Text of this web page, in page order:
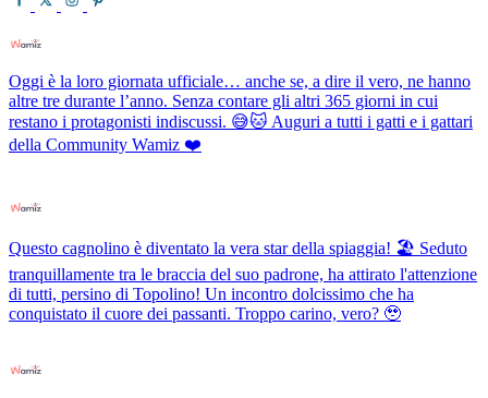
Oggi è la loro giornata ufficiale… anche se, a dire il vero, ne hanno
altre tre durante l’anno. Senza contare gli altri 365 giorni in cui
restano i protagonisti indiscussi. 😅🐱 Auguri a tutti i gatti e i gattari
della Community Wamiz ❤️
Questo cagnolino è diventato la vera star della spiaggia! 🏖️ Seduto
tranquillamente tra le braccia del suo padrone, ha attirato l'attenzione
di tutti, persino di Topolino! Un incontro dolcissimo che ha
conquistato il cuore dei passanti. Troppo carino, vero? 🥹